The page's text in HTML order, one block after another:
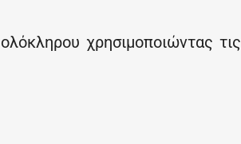
χρησιμοποιώντας τις